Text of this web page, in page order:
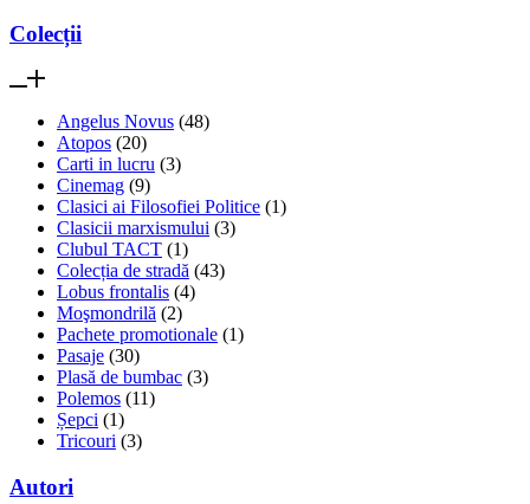
Colecții
Angelus Novus (48)
Atopos (20)
Carti in lucru (3)
Cinemag (9)
Clasici ai Filosofiei Politice (1)
Clasicii marxismului (3)
Clubul TACT (1)
Colecția de stradă (43)
Lobus frontalis (4)
Moşmondrilă (2)
Pachete promotionale (1)
Pasaje (30)
Plasă de bumbac (3)
Polemos (11)
Șepci (1)
Tricouri (3)
Autori